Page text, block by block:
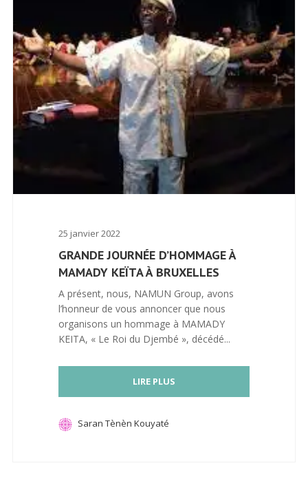
25 janvier 2022
GRANDE JOURNÉE D’HOMMAGE À
MAMADY KEÏTA À BRUXELLES
A présent, nous, NAMUN Group, avons
l’honneur de vous annoncer que nous
organisons un hommage à MAMADY
KEITA, « Le Roi du Djembé », décédé...
LIRE PLUS
Saran Tènèn Kouyaté